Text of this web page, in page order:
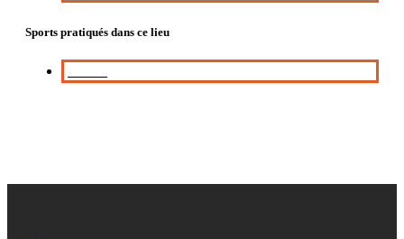
Sports pratiqués dans ce lieu